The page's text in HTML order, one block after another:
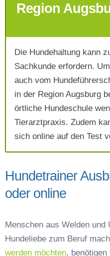
Mit Absenden
AGB`s.
Region
Die Hundehaltung kann
Sachkunde erfordern.
auch vom
in der Region Augsburg
örtliche Hundeschule
Tierarztpraxis. Zudem
sich online auf den Test
Hundetrainer
oder online
Menschen aus Welden und
Hundeliebe zum Beruf
werden möchten,